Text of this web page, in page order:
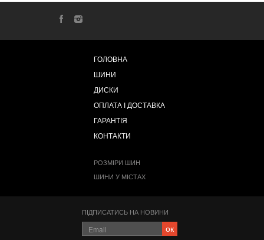
ГОЛОВНА
ШИНИ
ДИСКИ
ОПЛАТА І ДОСТАВКА
ГАРАНТІЯ
КОНТАКТИ
РОЗМІРИ ШИН
ШИНИ У МІСТАХ
ПІДПИСАТИСЬ НА НОВИНИ
ок